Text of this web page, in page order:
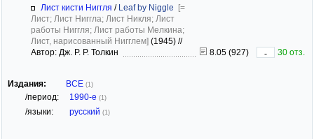
Лист кисти Ниггля / Leaf by Niggle [=
Лист; Лист Ниггла; Лист Никля; Лист
работы Ниггля; Лист работы Мелкина;
Лист, нарисованный Нигглем] (1945) //
Автор: Дж. Р. Р. Толкин
8.05 (927) - 30 отз.
Издания: ВСЕ (1)
/период: 1990-е (1)
/языки: русский (1)